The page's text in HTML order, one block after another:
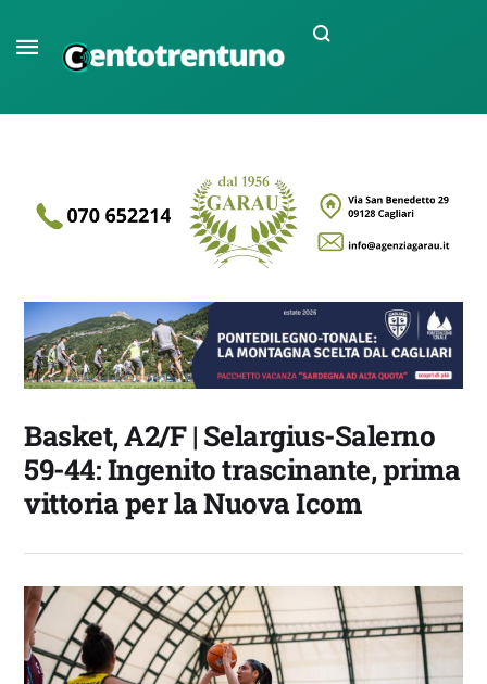
Basket, A2/F | Selargius-Salerno
59-44: Ingenito trascinante, prima
vittoria per la Nuova Icom